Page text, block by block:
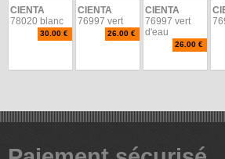
CIENTA
78020 blanc
30.00 €
CIENTA
76997 vert
26.00 €
CIENTA
76997 vert
d'eau
26.00 €